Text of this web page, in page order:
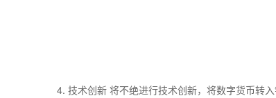
4. 技术创新 将不绝进行技术创新，将数字货币转